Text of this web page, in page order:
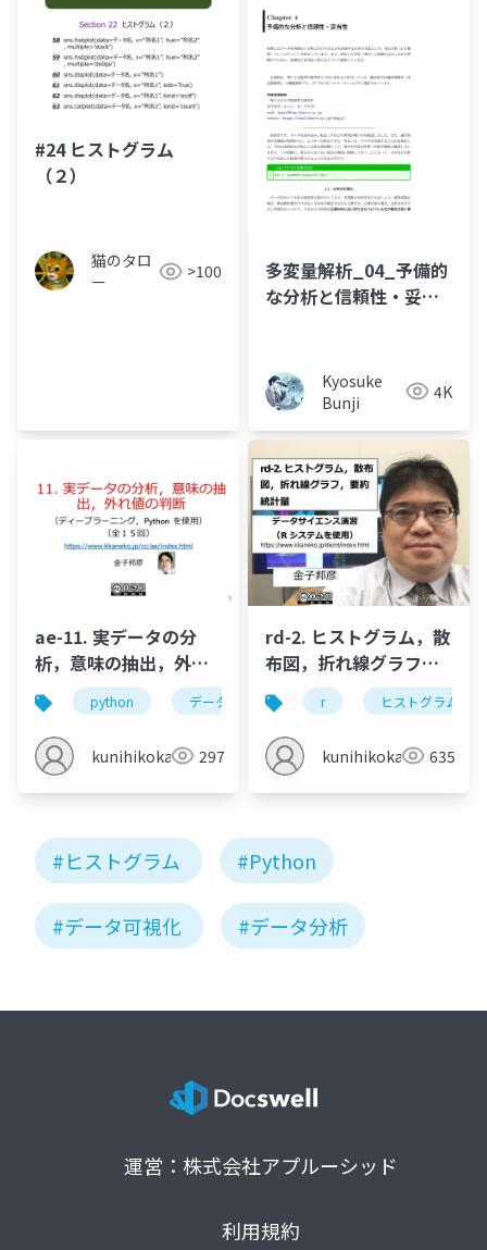
#24 ヒストグラム
（２）
猫のタロ
ー
>100
多変量解析_04_予備的
な分析と信頼性・妥当
Kyosuke
Bunji
4K
ae-11. 実データの分
析，意味の抽出，外れ
値の判断python データフレーム ヒストグラム
kunihikokaneko297
rd-2. ヒストグラム，散
布図，折れ線グラフ，
要約統計量
r ヒストグラム
kunihikokaneko635
#ヒストグラム #Python
#データ可視化 #データ分析
運営：株式会社アプルーシッド
利用規約